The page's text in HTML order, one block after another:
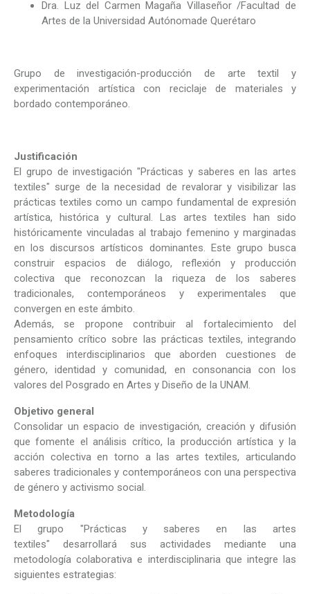
Dra. Luz del Carmen Magaña Villaseñor /Facultad de
Artes de la Universidad Autónomade Querétaro
Grupo de investigación-producción de arte textil y
experimentación artística con reciclaje de materiales y
bordado contemporáneo.
Justificación
El grupo de investigación "Prácticas y saberes en las artes
textiles" surge de la necesidad de revalorar y visibilizar las
prácticas textiles como un campo fundamental de expresión
artística, histórica y cultural. Las artes textiles han sido
históricamente vinculadas al trabajo femenino y marginadas
en los discursos artísticos dominantes. Este grupo busca
construir espacios de diálogo, reflexión y producción
colectiva que reconozcan la riqueza de los saberes
tradicionales, contemporáneos y experimentales que
convergen en este ámbito.
Además, se propone contribuir al fortalecimiento del
pensamiento crítico sobre las prácticas textiles, integrando
enfoques interdisciplinarios que aborden cuestiones de
género, identidad y comunidad, en consonancia con los
valores del Posgrado en Artes y Diseño de la UNAM.
Objetivo general
Consolidar un espacio de investigación, creación y difusión
que fomente el análisis crítico, la producción artística y la
acción colectiva en torno a las artes textiles, articulando
saberes tradicionales y contemporáneos con una perspectiva
de género y activismo social.
Metodología
El grupo "Prácticas y saberes en las artes
textiles" desarrollará sus actividades mediante una
metodología colaborativa e interdisciplinaria que integre las
siguientes estrategias: